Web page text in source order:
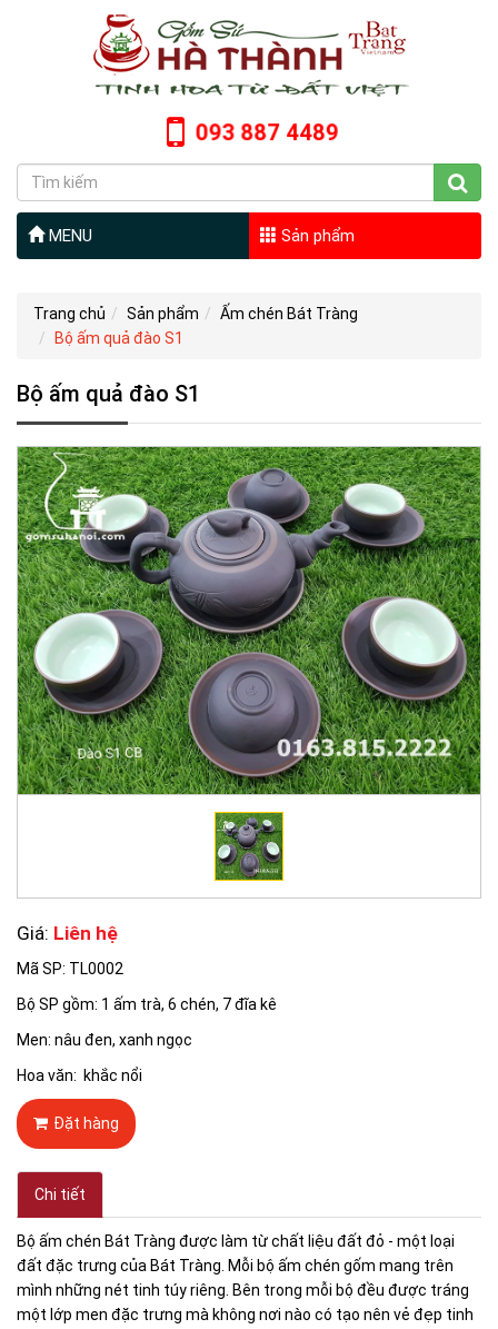
093 887 4489
MENU Sản phẩm
Trang chủ Sản phẩm
Ấm chén Bát Tràng
Bộ ấm quả đào S1
Bộ ấm quả đào S1
Giá: Liên hệ
Mã SP: TL0002
Bộ SP gồm: 1 ấm trà, 6 chén, 7 đĩa kê
Men: nâu đen, xanh ngọc
Hoa văn: khắc nổi
Đặt hàng
Chi tiết
Bộ ấm chén Bát Tràng được làm từ chất liệu đất đỏ - một loại
đất đặc trưng của Bát Tràng. Mỗi bộ ấm chén gốm mang trên
mình những nét tinh túy riêng. Bên trong mỗi bộ đều được tráng
một lớp men đặc trưng mà không nơi nào có tạo nên vẻ đẹp tinh